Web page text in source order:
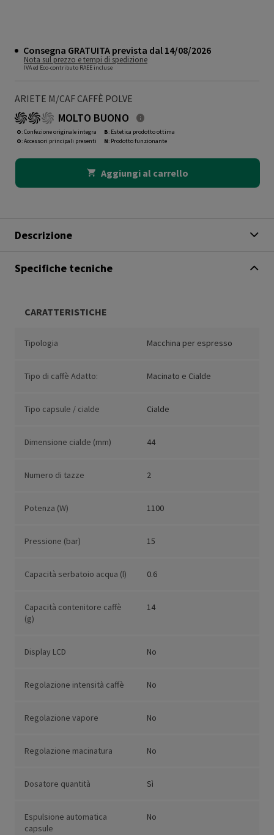
Consegna GRATUITA prevista dal 14/08/2026
Nota sul prezzo e tempi di spedizione
IVA ed Eco-contributo RAEE incluse
ARIETE M/CAF CAFFÈ POLVE
MOLTO BUONO
O: Confezione originale integra
O: Accessori principali presenti
B: Estetica prodotto ottima
N: Prodotto funzionante
Aggiungi al carrello
Descrizione
Specifiche tecniche
CARATTERISTICHE
Tipologia Macchina per espresso
Tipo di caffè Adatto: Macinato e Cialde
Tipo capsule / cialde Cialde
Dimensione cialde (mm) 44
Numero di tazze 2
Potenza (W) 1100
Pressione (bar) 15
Capacità serbatoio acqua (l) 0.6
Capacità contenitore caffè
(g)
14
Display LCD No
Regolazione intensità caffè No
Regolazione vapore No
Regolazione macinatura No
Dosatore quantità Sì
Espulsione automatica
capsule
No